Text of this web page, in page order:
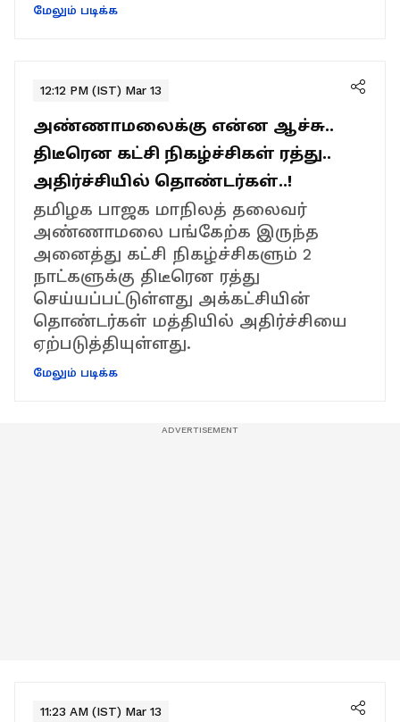
மேலும் படிக்க
12:12 PM (IST) Mar 13
அண்ணாமலைக்கு என்ன ஆச்சு..
திடீரென கட்சி நிகழ்ச்சிகள் ரத்து..
அதிர்ச்சியில் தொண்டர்கள்..!
தமிழக பாஜக மாநிலத் தலைவர்
அண்ணாமலை பங்கேற்க இருந்த
அனைத்து கட்சி நிகழ்ச்சிகளும் 2
நாட்களுக்கு திடீரென ரத்து
செய்யப்பட்டுள்ளது அக்கட்சியின்
தொண்டர்கள் மத்தியில் அதிர்ச்சியை
ஏற்படுத்தியுள்ளது.
மேலும் படிக்க
11:23 AM (IST) Mar 13